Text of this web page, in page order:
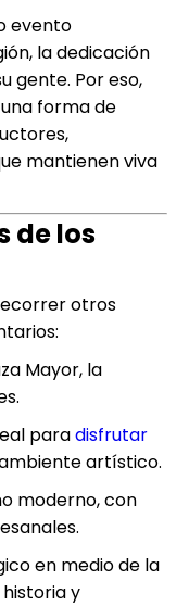
evento
la dedicación
gente. Por eso,
forma de
mantienen viva
de los
otros
Mayor, la
paradisfrutar
artístico.
moderno, con
en medio de la
y